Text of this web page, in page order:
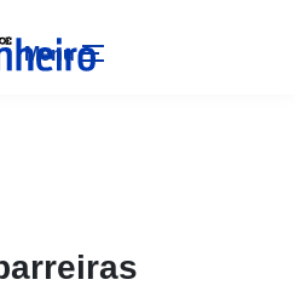
Menu